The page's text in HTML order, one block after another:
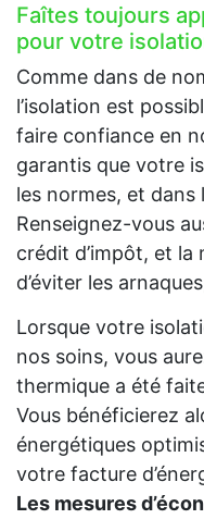
Faîtes toujours
pour votre
Comme dans de
l’isolation est
faire confiance en
garantis que votre
les normes, et dans
Renseignez-vous
crédit d’impôt, et la
d’éviter les
Lorsque votre
nos soins, vous
thermique a été
Vous bénéficierez
énergétiques
votre facture
Les mesures